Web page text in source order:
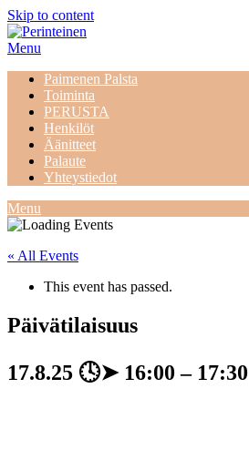
Skip to content
Menu
Paimenen Palsta
Toiminta
PERUSTA
Henkilöt
Äänitteet
Palaute
Yhteystiedot
Menu
« All Events
This event has passed.
Päivätilaisuus
17.8.25 🕓➤ 16:00– 17:30